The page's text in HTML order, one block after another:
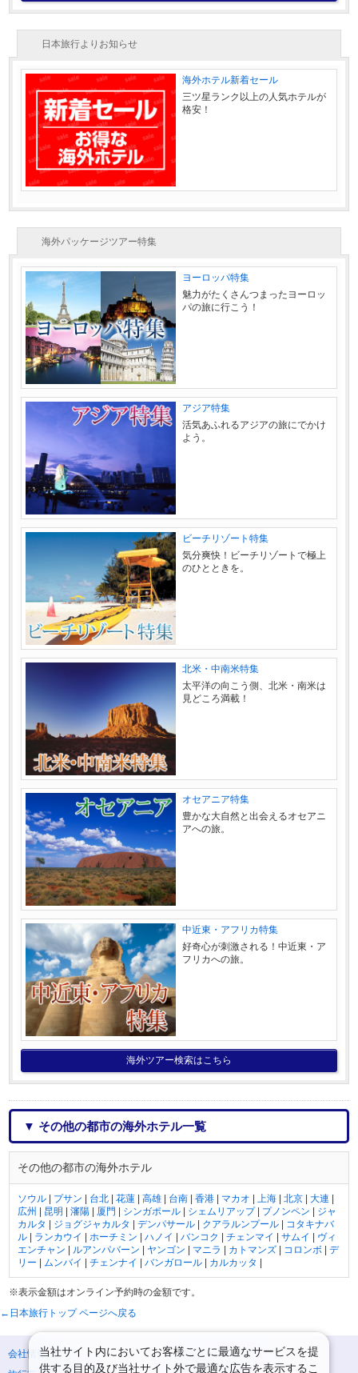
日本旅行よりお知らせ
海外ホテル新着セール
三ツ星ランク以上の人気ホテルが
格安！
海外パッケージツアー特集
ヨーロッパ特集
魅力がたくさんつまったヨーロッ
パの旅に行こう！
アジア特集
活気あふれるアジアの旅にでかけ
よう。
ビーチリゾート特集
気分爽快！ビーチリゾートで極上
のひとときを。
北米・中南米特集
太平洋の向こう側、北米・南米は
見どころ満載！
オセアニア特集
豊かな大自然と出会えるオセアニ
アへの旅。
中近東・アフリカ特集
好奇心が刺激される！中近東・ア
フリカへの旅。
海外ツアー検索はこちら
▼ その他の都市の海外ホテル一覧
その他の都市の海外ホテル
ソウル | プサン | 台北 |花蓮 |高雄 | 台南 |香港 | マカオ | 上海 |北京 |大連 |
広州 | 昆明 |瀋陽 | 厦門 | シンガポール | シェムリアップ| プノンペン | ジャ
カルタ | ジョグジャカルタ |デンパサール | クアラルンプール | コタキナバ
ル | ランカウイ | ホーチミン |ハノイ |バンコク |チェンマイ |サムイ | ヴィ
エンチャン | ルアンパバーン | ヤンゴン | マニラ | カトマンズ | コロンボ |デ
リー | ムンバイ |チェンナイ |バンガロール | カルカッタ |
※表示金額はオンライン予約時の金額です。
←日本旅行トップ ページへ戻る
会社情報
プライバシーポリシー
当社サイト内においてお客様ごとに最適なサービスを提
供する目的及び当社サイト外で最適な広告を表示するこ